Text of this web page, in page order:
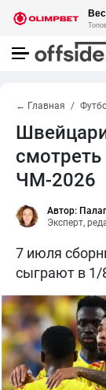
← Главная
ЧМ-2026
Автор:
Эксперт,
7 июля
сыграют в 1/